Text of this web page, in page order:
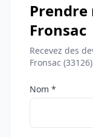
Prendre
Fronsac
Recevez des
Fronsac (33126)
Nom *